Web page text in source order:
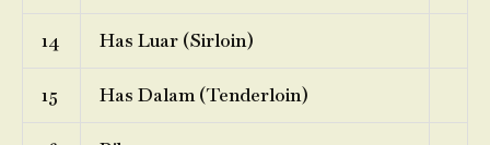
14 Has Luar (Sirloin)
15 Has Dalam (Tenderloin)